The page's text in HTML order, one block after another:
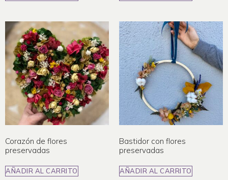
Corazón de flores
preservadas
AÑADIR AL CARRITO
Bastidor con flores
preservadas
AÑADIR AL CARRITO